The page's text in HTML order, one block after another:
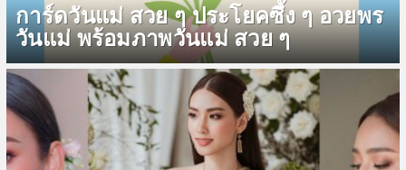
การ์ดวันแม่ สวย ๆ ประโยคซึ้ง ๆ อวยพร
วันแม่ พร้อมภาพวันแม่ สวย ๆ